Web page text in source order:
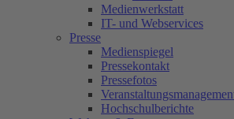
Medienwerkstatt
IT- und Webservices
Presse
Medienspiegel
Pressekontakt
Pressefotos
Hochschulberichte